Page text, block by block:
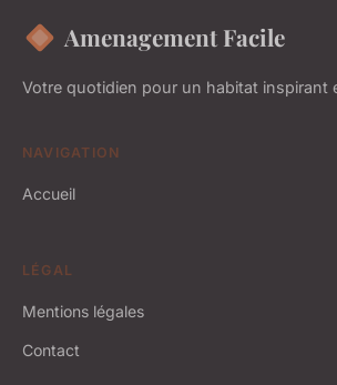
Amenagement Facile
Votre quotidien pour un habitat inspirant
NAVIGATION
Accueil
LÉGAL
Mentions légales
Contact